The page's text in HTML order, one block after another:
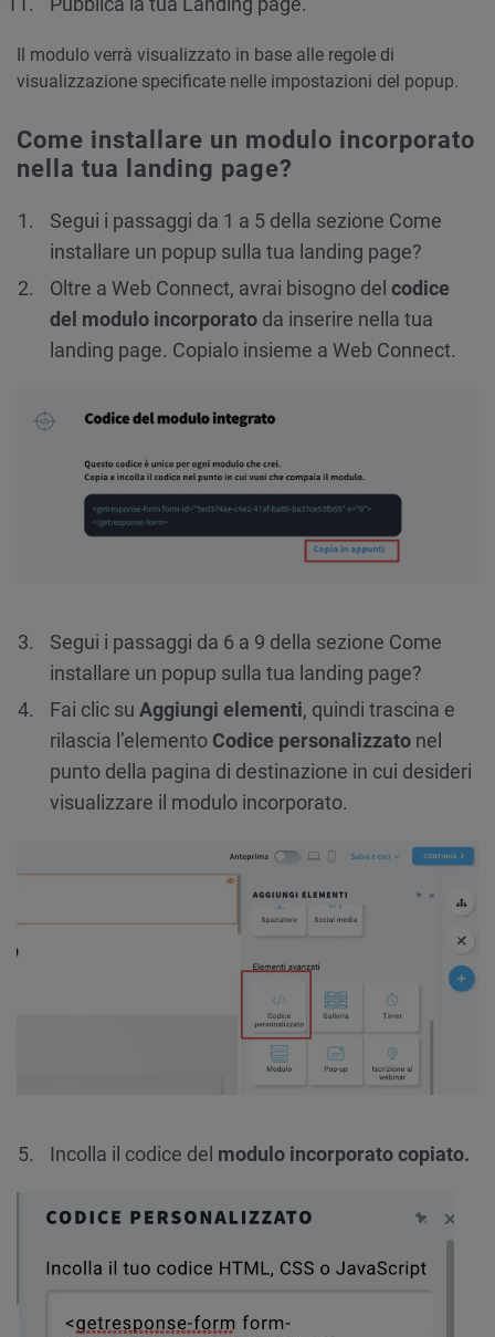
Il modulo verrà visualizzato in base alle regole di
visualizzazione specificate nelle impostazioni del popup.
Come installare un modulo incorporato
nella tua landing page?
Segui i passaggi da 1 a 5 della sezione Come
installare un popup sulla tua landing page?
Oltre a Web Connect, avrai bisogno del codice
del modulo incorporato da inserire nella tua
landing page. Copialo insieme a Web Connect.
Segui i passaggi da 6 a 9 della sezione Come
installare un popup sulla tua landing page?
Fai clic su Aggiungi elementi, quindi trascina e
rilascia l’elemento Codice personalizzato nel
punto della pagina di destinazione in cui desideri
visualizzare il modulo incorporato.
Incolla il codice del modulo incorporato copiato.